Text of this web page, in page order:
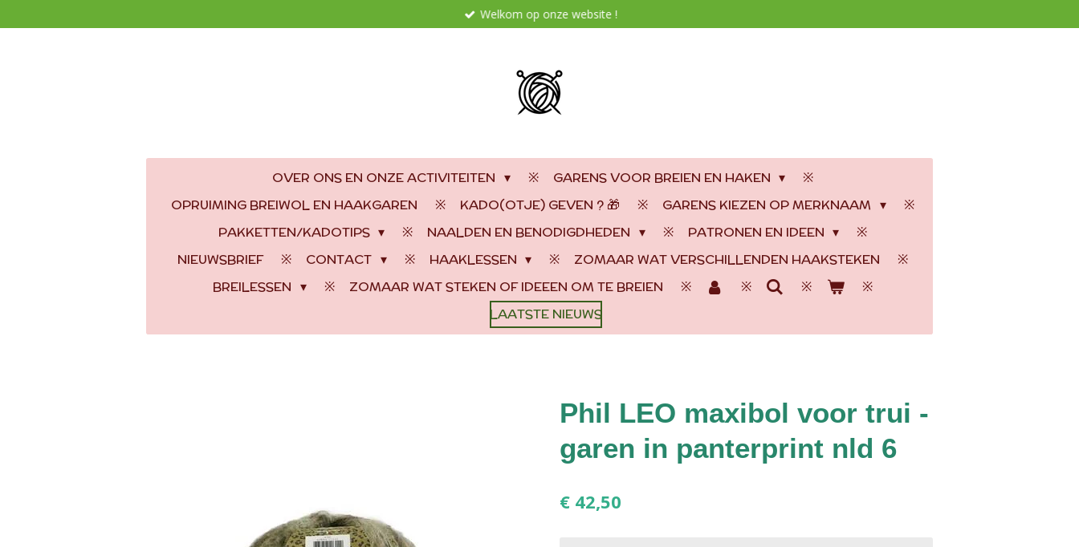
direct
Welkom op onze website !
OVER ONS EN ONZE ACTIVITEITEN
GARENS VOOR BREIEN EN HAKEN
OPRUIMING BREIWOL EN HAAKGAREN
KADO(OTJE) GEVEN ? 🎁
GARENS KIEZEN OP MERKNAAM
PAKKETTEN/KADOTIPS
NAALDEN EN BENODIGDHEDEN
PATRONEN EN IDEEN
NIEUWSBRIEF
CONTACT HAAKLESSEN
ZOMAAR WAT VERSCHILLENDEN HAAKSTEKEN
BREILESSEN
ZOMAAR WAT STEKEN OF IDEEEN OM TE BREIEN
LAATSTE NIEUWS
Phil LEO maxibol voor trui -
garen in panterprint nld 6
€ 42,50